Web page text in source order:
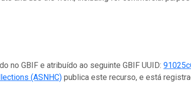
no GBIF e atribuído ao seguinte GBIF UUID:
(ASNHC) publica este recurso, e está